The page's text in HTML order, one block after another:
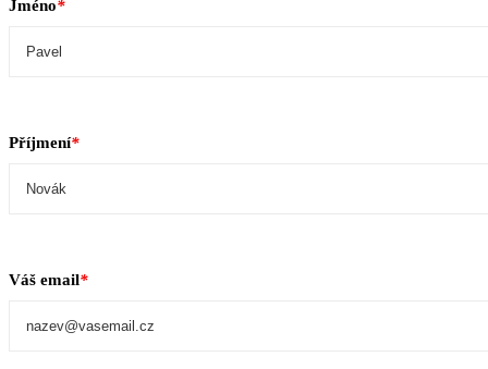
Jméno*
Příjmení*
Váš email*